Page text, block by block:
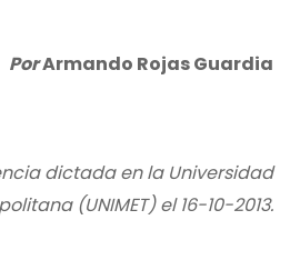
PorArmando Rojas Guardia
dictada en la Universidad
(UNIMET) el 16-10-2013.